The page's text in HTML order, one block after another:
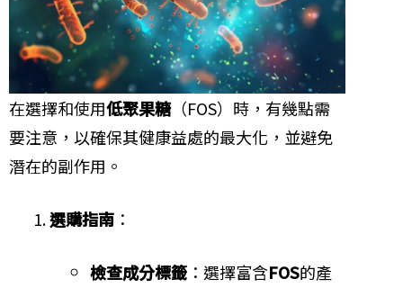
在選擇和使用低聚果糖（FOS）時，有幾點需
要注意，以確保其健康益處的最大化，並避免
潛在的副作用。
選購指南 ：
檢查成分標籤 ：選擇富含FOS的產